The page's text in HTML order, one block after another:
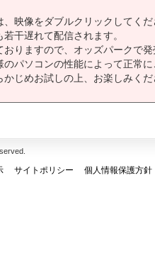
、映像をダブルクリックしてく
干遅れて配信されます。
おりますので、オッズパークで
のパソコンの性能によって正常
じめお試しの上、お楽しみく
サイトポリシー
個人情報保護方針